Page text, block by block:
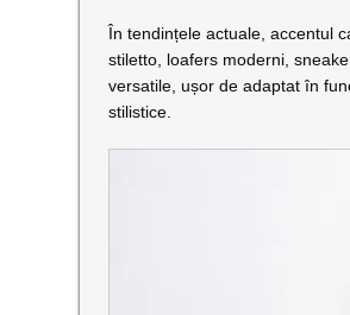
În tendințele actuale, accentul
stiletto, loafers moderni,
versatile, ușor de adaptat în
stilistice.